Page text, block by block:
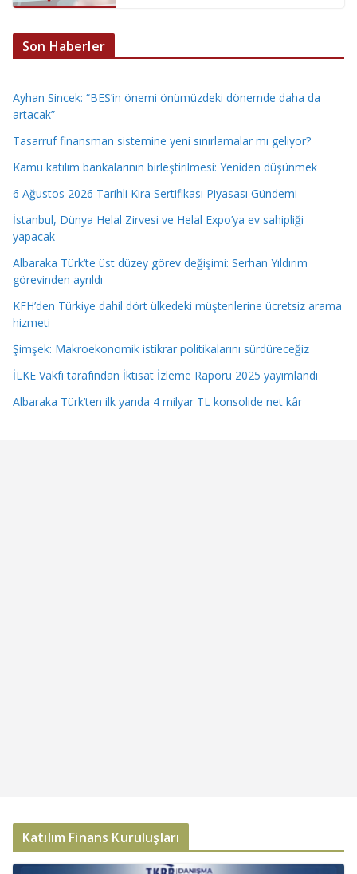
Son Haberler
Ayhan Sincek: “BES’in önemi önümüzdeki dönemde daha da
artacak”
Tasarruf finansman sistemine yeni sınırlamalar mı geliyor?
Kamu katılım bankalarının birleştirilmesi: Yeniden düşünmek
6 Ağustos 2026 Tarihli Kira Sertifikası Piyasası Gündemi
İstanbul, Dünya Helal Zirvesi ve Helal Expo’ya ev sahipliği
yapacak
Albaraka Türk’te üst düzey görev değişimi: Serhan Yıldırım
görevinden ayrıldı
KFH’den Türkiye dahil dört ülkedeki müşterilerine ücretsiz arama
hizmeti
Şimşek: Makroekonomik istikrar politikalarını sürdüreceğiz
İLKE Vakfı tarafından İktisat İzleme Raporu 2025 yayımlandı
Albaraka Türk’ten ilk yarıda 4 milyar TL konsolide net kâr
Katılım Finans Kuruluşları